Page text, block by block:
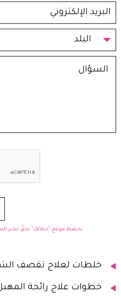
البلد
يحتفظ موقع "جمالكِ" بحقّ نشر
خلطات لعلاج تقصف
خطوات علاج رائحة